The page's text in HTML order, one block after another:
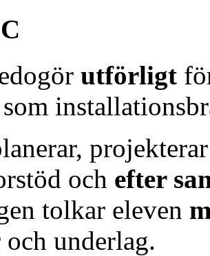
utförligt
och efter
tolkar eleven
underlag.